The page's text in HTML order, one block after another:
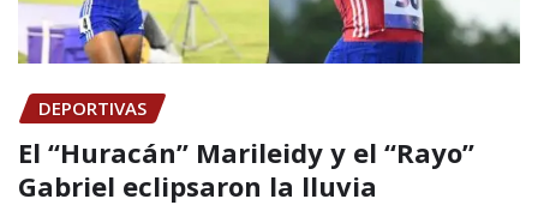
DEPORTIVAS
El “Huracán” Marileidy y el “Rayo”
Gabriel eclipsaron la lluvia